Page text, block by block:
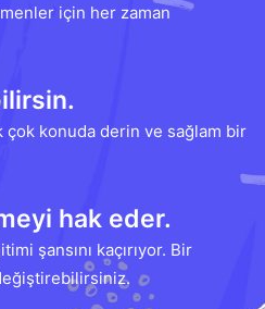
için her zaman
konuda derin ve sağlam bir
hak eder.
şansını kaçırıyor. Bir
değiştirebilirsiniz.